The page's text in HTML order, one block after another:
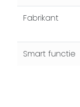
Fabrikant
Smart functie